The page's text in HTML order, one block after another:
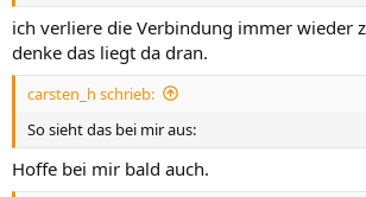
ich verliere die Verbindung immer wieder
denke das liegt da dran.
carsten_h schrieb:
So sieht das bei mir aus:
Hoffe bei mir bald auch.